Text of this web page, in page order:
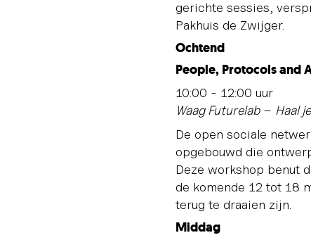
gerichte sessies,
Pakhuis de Zwijger.
Ochtend
People, Protocols and
10:00 - 12:00 uur
Waag Futurelab– Haal
De open sociale
opgebouwd die
Deze workshop benut
de komende 12 tot 18
terug te draaien zijn.
Middag